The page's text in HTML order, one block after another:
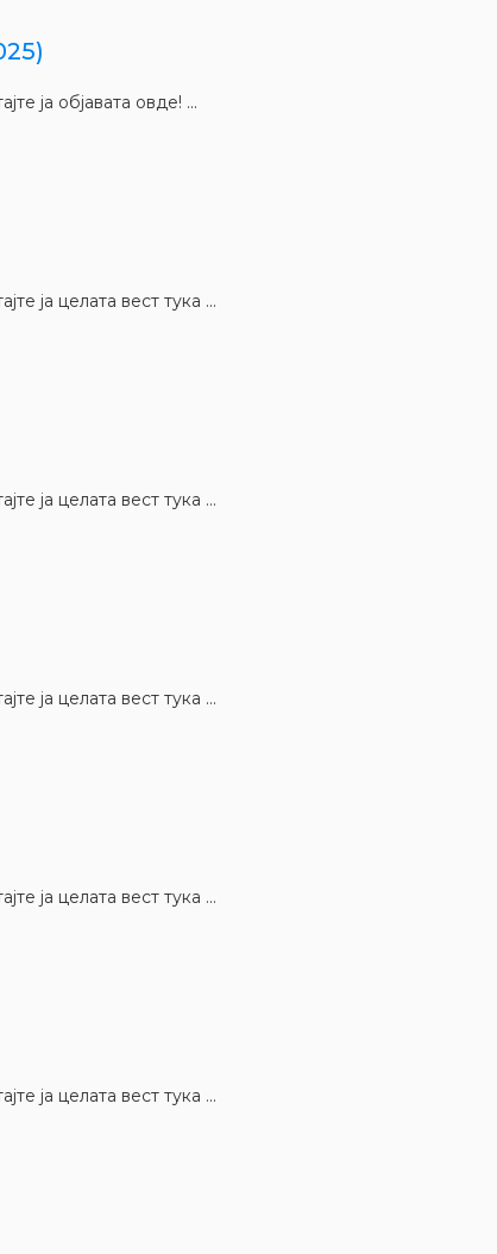
ја објавата овде! ...
ја целата вест тука ...
ја целата вест тука ...
ја целата вест тука ...
ја целата вест тука ...
ја целата вест тука ...